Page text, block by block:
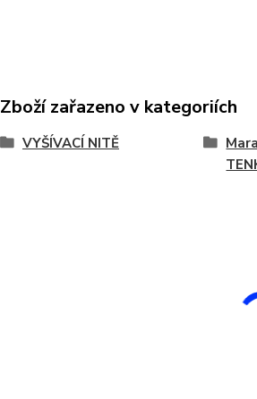
Zboží zařazeno v kategoriích
VYŠÍVACÍ NITĚ